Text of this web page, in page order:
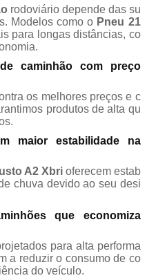
rodoviário depende das su
Modelos como o Pneu 21
para longas distâncias, co
caminhão com preço
os melhores preços e c
produtos de alta qu
maior estabilidade na
A2 Xbrioferecem estab
chuva devido ao seu desi
que economiza
para alta performa
a reduzir o consumo de co
do veículo.